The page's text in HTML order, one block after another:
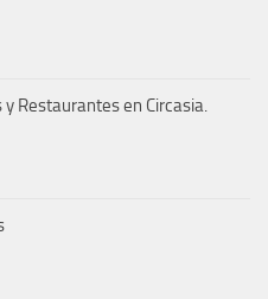
Restaurantes en Circasia.